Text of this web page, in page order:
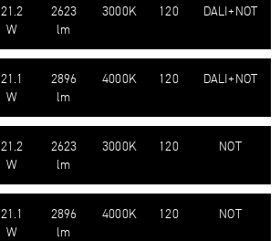
21.2
W
2623
lm
3000K 120 DALI+NOT
21.1
W
2896
lm
4000K 120 DALI+NOT
21.2
W
2623
lm
3000K 120 NOT
21.1
W
2896
lm
4000K 120 NOT